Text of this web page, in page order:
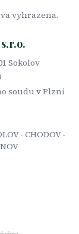
vyhrazena.
Sokolov
soudu v Plzni
- CHODOV -